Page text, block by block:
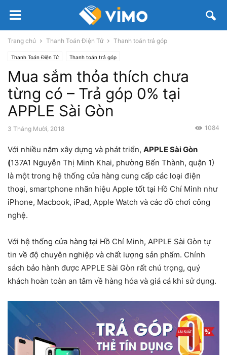
Trang chủ Thanh Toán Điện Tử Thanh toán trả góp
Thanh Toán Điện Tử Thanh toán trả góp
Mua sắm thỏa thích chưa
từng có – Trả góp 0% tại
APPLE Sài Gòn
3 Tháng Mười, 2018 1084
Với nhiều năm xây dựng và phát triển, APPLE Sài Gòn
(137A1 Nguyễn Thị Minh Khai, phường Bến Thành, quận 1)
là một trong hệ thống cửa hàng cung cấp các loại điện
thoại, smartphone nhãn hiệu Apple tốt tại Hồ Chí Minh như
iPhone, Macbook, iPad, Apple Watch và các đồ chơi công
nghệ.
Với hệ thống cửa hàng tại Hồ Chí Minh, APPLE Sài Gòn tự
tin về độ chuyên nghiệp và chất lượng sản phẩm. Chính
sách bảo hành được APPLE Sài Gòn rất chú trọng, quý
khách hoàn toàn an tâm về hàng hóa và giá cá khi sử dụng.